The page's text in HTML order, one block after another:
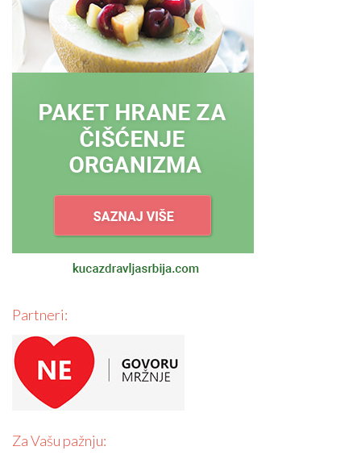
Partneri:
Za Vašu pažnju: